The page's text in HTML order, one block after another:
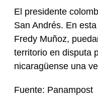
El presidente
San Andrés. En
Fredy Muñoz,
territorio en disputa
nicaragüense una
Fuente: Panampost